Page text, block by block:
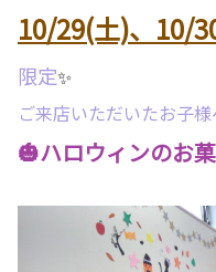
10/29(土)、10/
限定✨
ご来店いただいたお子様
🎃ハロウィンのお